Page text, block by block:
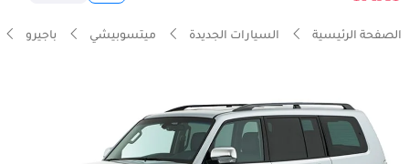
الصفحة الرئيسية السيارات الجديدة ميتسوبيشي باجيرو